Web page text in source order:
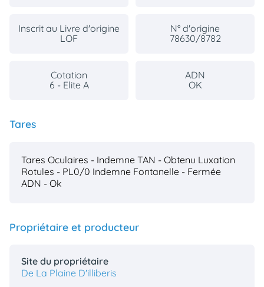
Inscrit au Livre d'origine
LOF
N° d'origine
78630/8782
Cotation
6 - Elite A
ADN
OK
Tares
Tares Oculaires - Indemne TAN - Obtenu Luxation
Rotules - PL0/0 Indemne Fontanelle - Fermée
ADN - Ok
Propriétaire et producteur
Site du propriétaire
De La Plaine D'illiberis